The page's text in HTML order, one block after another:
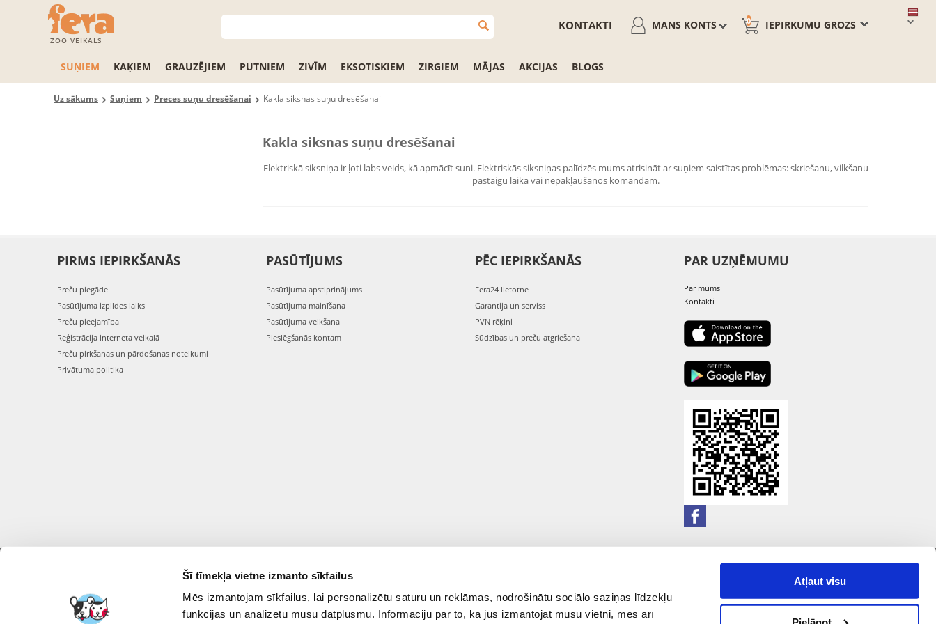
Šī tīmekļa vietne izmanto sīkfailus
Mēs izmantojam sīkfailus, lai personalizētu saturu un reklāmas, nodrošinātu sociālo saziņas līdzekļu
funkcijas un analizētu mūsu datplūsmu. Informāciju par to, kā jūs izmantojat mūsu vietni, mēs arī
Atļaut visu
ZOO VEIKALS
IEPIRKUMU GROZS
0
MANS KONTS
KONTAKTI
SUŅIEM KAĶIEM GRAUZĒJIEM PUTNIEM ZIVĪM EKSOTISKIEM ZIRGIEM MĀJAS AKCIJAS BLOGS
Uz sākums Suņiem Preces suņu dresēšanai Kakla siksnas suņu dresēšanai
Kakla siksnas suņu dresēšanai
Elektriskā siksniņa ir ļoti labs veids, kā apmācīt suni. Elektriskās siksniņas palīdzēs mums atrisināt ar suņiem saistītas problēmas: skriešanu, vilkšanu
pastaigu laikā vai nepakļaušanos komandām.
PIRMS IEPIRKŠANĀS
Preču piegāde
Pasūtījuma izpildes laiks
Preču pieejamība
Reģistrācija interneta veikalā
Preču pirkšanas un pārdošanas noteikumi
Privātuma politika
PASŪTĪJUMS
Pasūtījuma apstiprinājums
Pasūtījuma mainīšana
Pasūtījuma veikšana
Pieslēgšanās kontam
PĒC IEPIRKŠANĀS
Fera24 lietotne
Garantija un serviss
PVN rēķini
Sūdzības un preču atgriešana
PAR UZŅĒMUMU
Par mums
Kontakti